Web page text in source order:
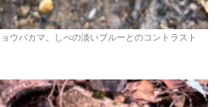
ウバカマ。しべの淡いブルーとのコントラスト